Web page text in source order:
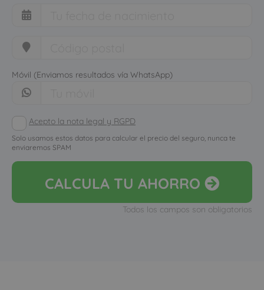
Móvil (Enviamos resultados vía WhatsApp)
Acepto la nota legal y RGPD
Solo usamos estos datos para calcular el precio del seguro, nunca te
enviaremos SPAM
CALCULA TU AHORRO
Todos los campos son obligatorios